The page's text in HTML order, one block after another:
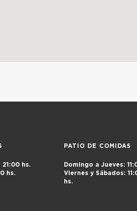
21:00 hs.
hs.
PATIO DE COMIDAS
Domingo a Jueves:
Viernes y Sábados:
hs.